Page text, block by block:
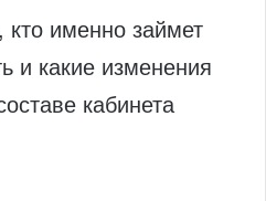
кто именно займет
и какие изменения
кабинета